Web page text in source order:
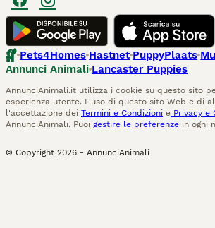
Pets4Homes Hastnet PuppyPlaats
Annunci Animali Lancaster Puppies
AnnunciAnimali.it utilizza i cookie su questo sito
esperienza utente. L'uso di questo sito Web e di
l'accettazione dei Termini e Condizioni e Privacy e
AnnunciAnimali. Puoi gestire le preferenze in ogni
© Copyright 2026 - AnnunciAnimali